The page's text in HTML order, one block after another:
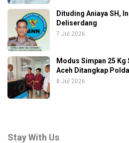
Dituding Aniaya SH,
Deliserdang
7 Jul 2026
Modus Simpan 25 Kg
Aceh Ditangkap
8 Jul 2026
Stay With Us